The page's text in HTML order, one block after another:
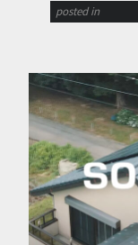
posted in